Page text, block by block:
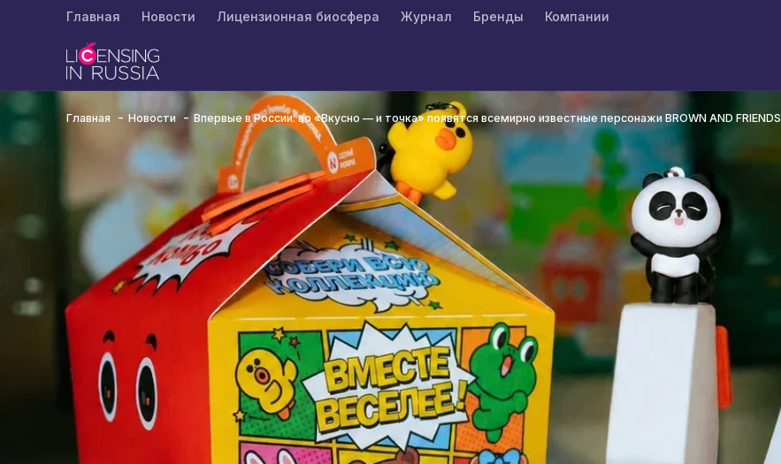
Главная Новости Лицензионная биосфера Журнал Бренды Компании
Главная Новости Впервые в России: во «Вкусно — и точка» появятся всемирно известные персонажи BROWN AND FRIENDS